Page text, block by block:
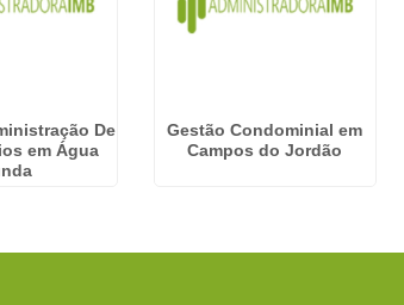
De
em Água
Gestão Condominial em
Campos do Jordão